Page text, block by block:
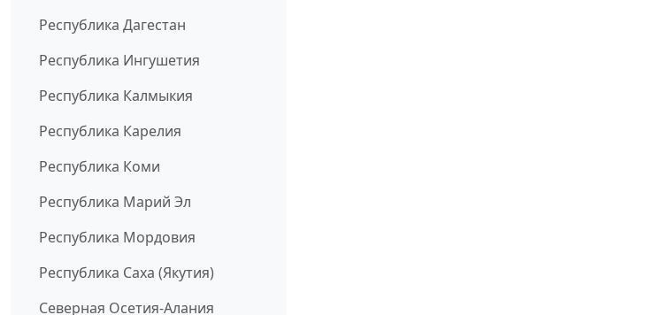
Республика Дагестан
Республика Ингушетия
Республика Калмыкия
Республика Карелия
Республика Коми
Республика Марий Эл
Республика Мордовия
Республика Саха (Якутия)
Северная Осетия-Алания